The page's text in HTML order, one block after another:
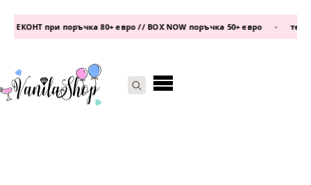
при поръчка 80+ евро // BOX NOW поръчка 50+ евро •